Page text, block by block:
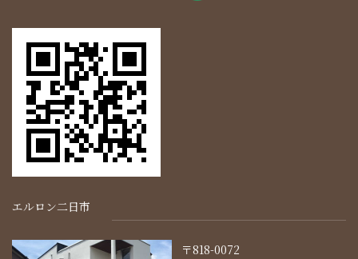
エルロン二日市
〒818-0072